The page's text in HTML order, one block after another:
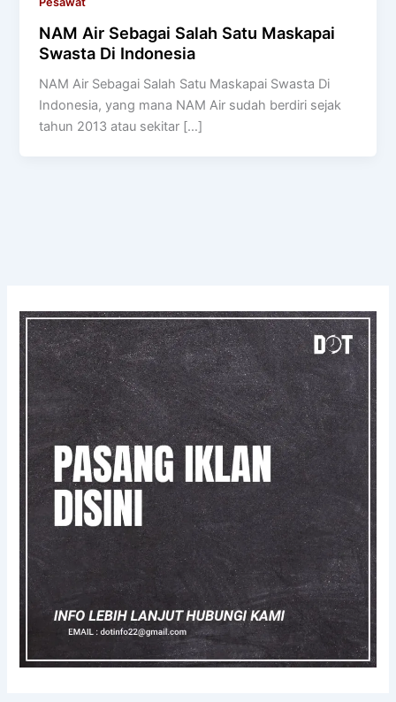
NAM Air Sebagai Salah Satu Maskapai
Swasta Di Indonesia
NAM Air Sebagai Salah Satu Maskapai Swasta Di
Indonesia, yang mana NAM Air sudah berdiri sejak
tahun 2013 atau sekitar […]